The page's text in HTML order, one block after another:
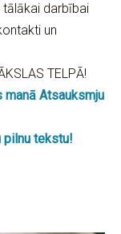
darbībai
un
TELPĀ!
Atsauksmju
pilnu tekstu!